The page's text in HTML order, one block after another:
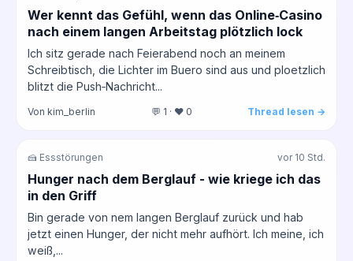
Wer kennt das Gefühl, wenn das Online‑Casino
nach einem langen Arbeitstag plötzlich lock
Ich sitz gerade nach Feierabend noch an meinem
Schreibtisch, die Lichter im Buero sind aus und ploetzlich
blitzt die Push‑Nachricht...
Von kim_berlin 💬 1 · ❤️ 0 Thread lesen →
🍰 Essstörungen vor 10 Std.
Hunger nach dem Berglauf - wie kriege ich das
in den Griff
Bin gerade von nem langen Berglauf zurück und hab
jetzt einen Hunger, der nicht mehr aufhört. Ich meine, ich
weiß,...